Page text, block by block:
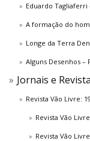
Eduardo Tagliaferri
A formação do
Longe da Terra
Alguns Desenhos –
Jornais e
Revista Vão Livre:
Revista Vão
Revista Vão